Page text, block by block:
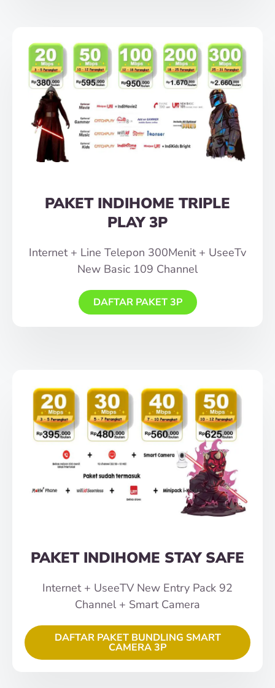
PAKET INDIHOME TRIPLE
PLAY 3P
Internet + Line Telepon 300Menit + UseeTv
New Basic 109 Channel
DAFTAR PAKET 3P
PAKET INDIHOME STAY SAFE
Internet + UseeTV New Entry Pack 92
Channel + Smart Camera
DAFTAR PAKET BUNDLING SMART
CAMERA 3P